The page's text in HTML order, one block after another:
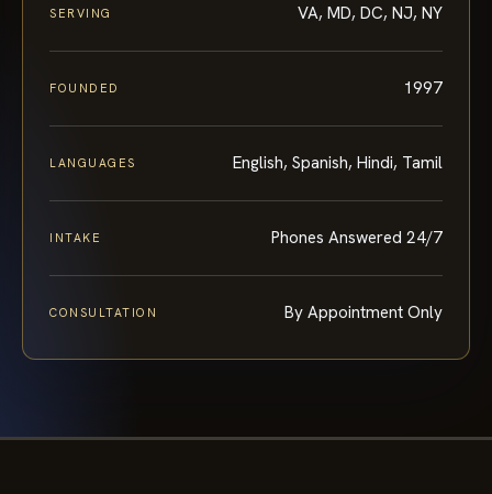
SERVING VA, MD, DC, NJ, NY
FOUNDED 1997
LANGUAGES English, Spanish, Hindi, Tamil
INTAKE Phones Answered 24/7
CONSULTATION By Appointment Only